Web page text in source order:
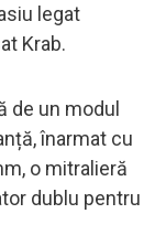
legat
Krab.
de un modul
înarmat cu
o mitralieră
dublu pentru